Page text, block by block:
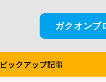
ガクオンブ
ピックアップ記事